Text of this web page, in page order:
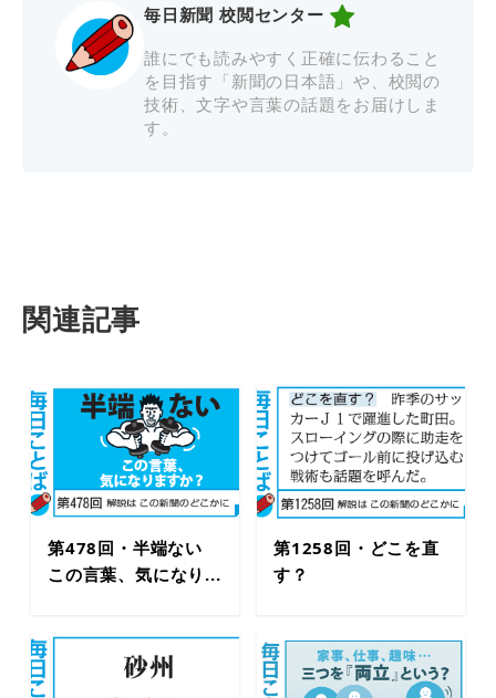
毎日新聞 校閲センター
誰にでも読みやすく正確に伝わること
を目指す「新聞の日本語」や、校閲の
技術、文字や言葉の話題をお届けしま
す。
関連記事
第478回・半端ない
この言葉、気になり...
第1258回・どこを直
す？